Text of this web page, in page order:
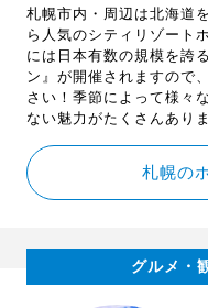
札幌市内・周辺は北海道
ら人気のシティリゾート
には日本有数の規模を誇
ン』が開催されますので
さい！季節によって様々
ない魅力がたくさんありま
札幌の
グルメ・